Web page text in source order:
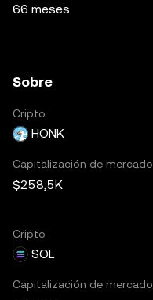
66 meses
Sobre
Cripto
HONK
Capitalización de mercado
$258,5K
Cripto
SOL
Capitalización de mercado